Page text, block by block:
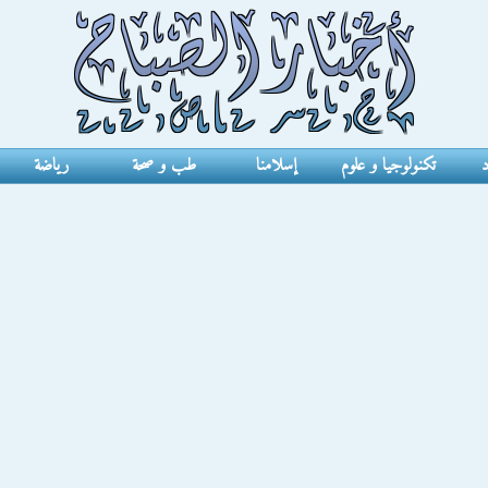
تكنولوجيا و علوم إسلامنا طب و صحة رياضة